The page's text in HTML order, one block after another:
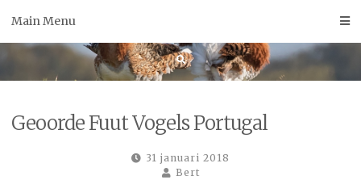
Main Menu
Geoorde Fuut Vogels Portugal
31 januari 2018
Bert